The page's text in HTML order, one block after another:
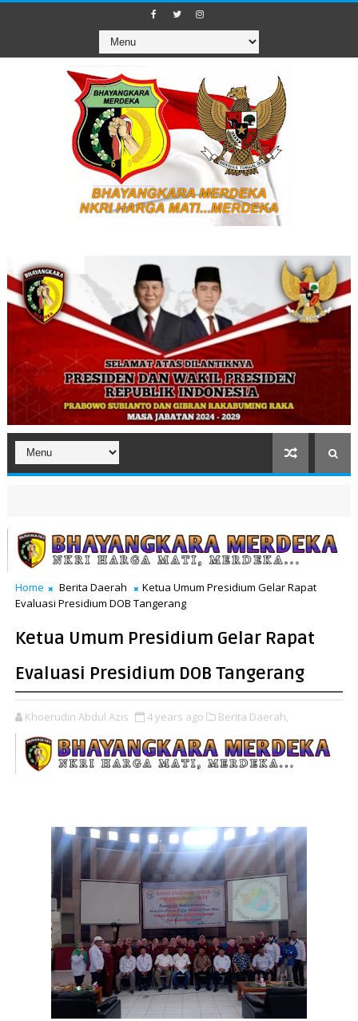
Home Berita Daerah
Ketua Umum Presidium Gelar Rapat
Evaluasi Presidium DOB Tangerang
Ketua Umum Presidium Gelar Rapat
Evaluasi Presidium DOB Tangerang
Khoerudin Abdul Azis 4 years ago Berita Daerah,